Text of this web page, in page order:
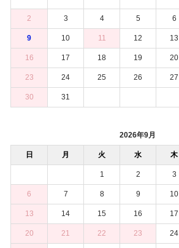
2 3 4 5 6
9 10 11 12 13
16 17 18 19 20
23 24 25 26 27
30 31
2026年9月
日 月 火 水 木
1 2 3
6 7 8 9 10
13 14 15 16 17
20 21 22 23 24